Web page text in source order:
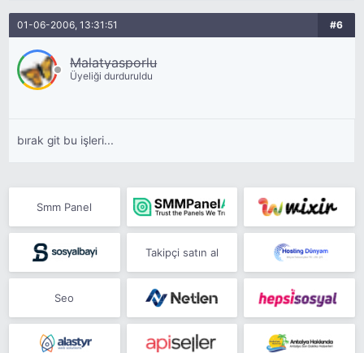
01-06-2006, 13:31:51 #6
Malatyasporlu
Üyeliği durduruldu
bırak git bu işleri...
Smm Panel
Takipçi satın al
Seo